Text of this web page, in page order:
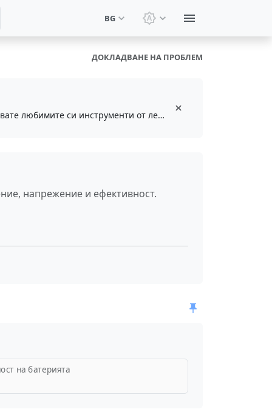
BG Смяна на тема:
ДОКЛАДВАНЕ НА ПРОБЛЕМ
Инсталирайте безплатното разширение за браузър, за да запазвате и достъпвате любимите си инструменти от лентата с инструменти
напрежение и ефективност.
на батерията